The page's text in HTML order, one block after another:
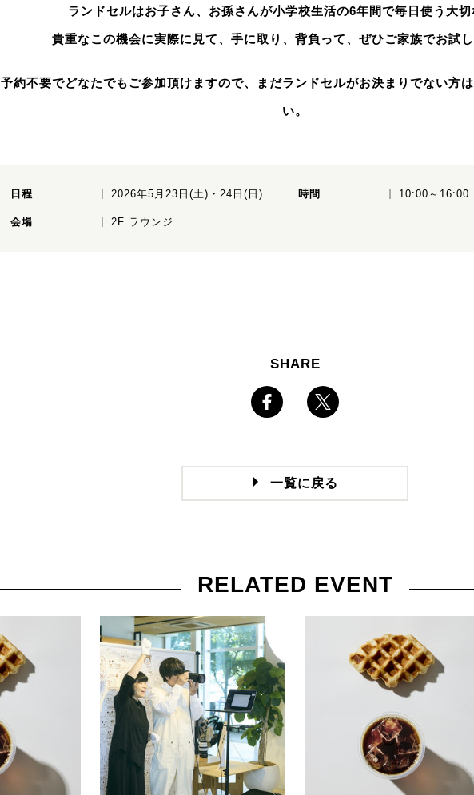
ランドセルはお子さん、お孫さんが小学校生活の6年間で毎日使う大切
貴重なこの機会に実際に見て、手に取り、背負って、ぜひご家族でお試し
予約不要でどなたでもご参加頂けますので、まだランドセルがお決まりでない方
い。
日程 2026年5月23日(土)・24日(日) 時間 10:00～16:00
会場 2F ラウンジ
SHARE
一覧に戻る
RELATED EVENT